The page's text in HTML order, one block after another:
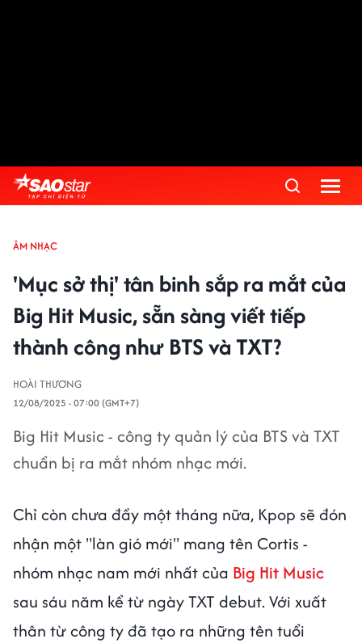
ÂM NHẠC
'Mục sở thị' tân binh sắp ra mắt của
Big Hit Music, sẵn sàng viết tiếp
thành công như BTS và TXT?
HOÀI THƯƠNG
12/08/2025 - 07:00 (GMT+7)
Big Hit Music - công ty quản lý của BTS và TXT
chuẩn bị ra mắt nhóm nhạc mới.
Chỉ còn chưa đầy một tháng nữa, Kpop sẽ đón
nhận một "làn gió mới" mang tên Cortis -
nhóm nhạc nam mới nhất của Big Hit Music
sau sáu năm kể từ ngày TXT debut. Với xuất
thân từ công ty đã tạo ra những tên tuổi